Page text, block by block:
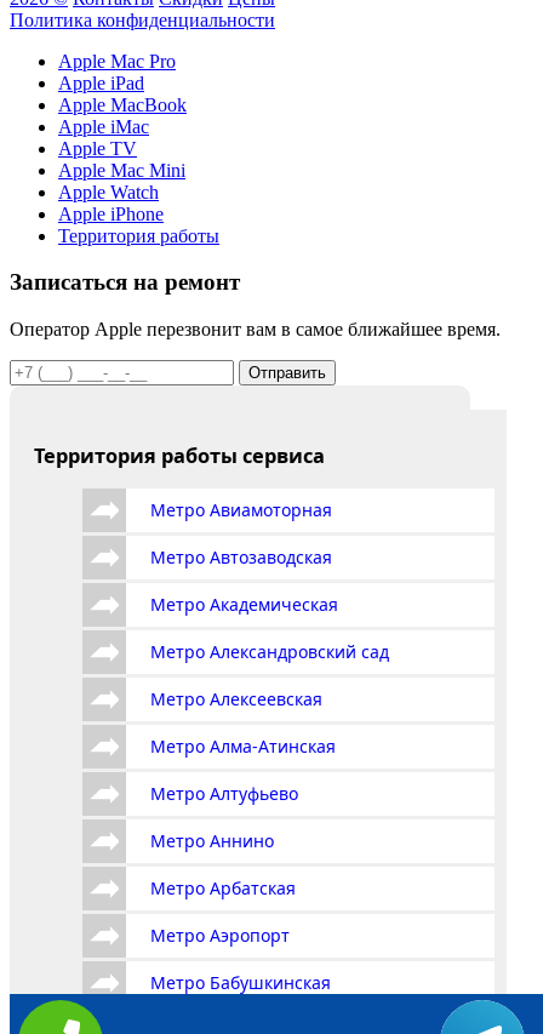
Политика конфиденциальности
Apple Mac Pro
Apple iPad
Apple MacBook
Apple iMac
Apple TV
Apple Mac Mini
Apple Watch
Apple iPhone
Территория работы
Записаться на ремонт
Оператор Apple перезвонит вам в самое ближайшее время.
Отправить
Территория работы сервиса
Метро Авиамоторная
Метро Автозаводская
Метро Академическая
Метро Александровский сад
Метро Алексеевская
Метро Алма-Атинская
Метро Алтуфьево
Метро Аннино
Метро Арбатская
Метро Аэропорт
Метро Бабушкинская